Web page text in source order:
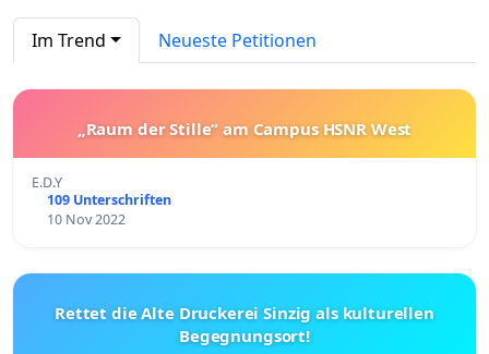
Im Trend Neueste Petitionen
„Raum der Stille“ am Campus HSNR West
E.D.Y
109 Unterschriften
10 Nov 2022
Rettet die Alte Druckerei Sinzig als kulturellen
Begegnungsort!